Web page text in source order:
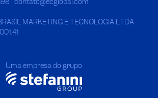
MARKETING E TECNOLOGIA LTDA
Uma empresa do grupo